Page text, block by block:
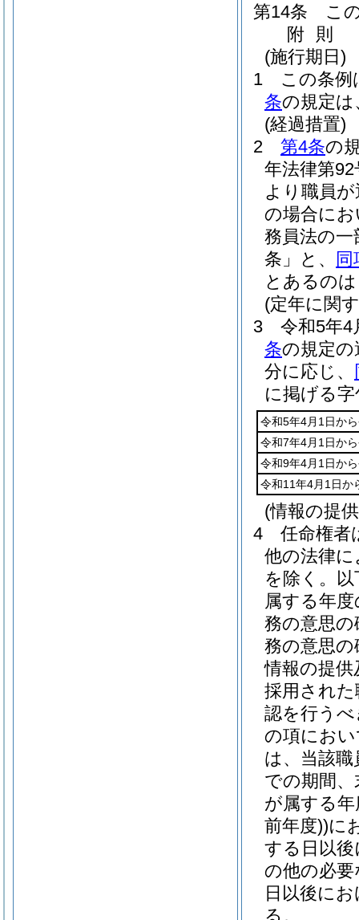
第14条
こ
附 則
(施行期日)
1
この条例
条の規定は
(経過措置)
2
第4条の
年法律第
より職員
の場合に
務員法の
条」と、
同
とあるの
(定年に関
3
令和5年4
条の規定
分に応じ、
に掲げる
令和5年4月1日か
令和7年4月1日か
令和9年4月1日か
令和11年4月1日か
(情報の提
4
任命権者
他の法律
を除く。
属する年
務の意思
務の意思
情報の提
採用された
認を行う
の項にお
は、当該
での期間
が属する年
前年度))に
する日以
の他の必
日以後に
る。